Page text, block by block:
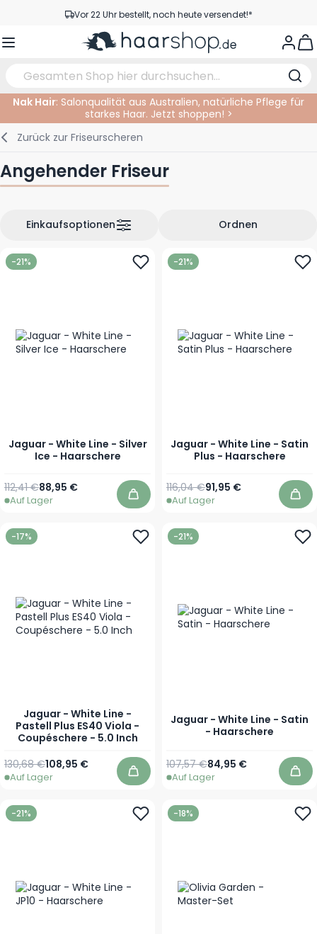
Vor 22 Uhr bestellt, noch heute versendet!*
Versandkostenfrei ab 39 €
Haarpflege
Haarfarbe
Gesichtspflege
Bräunungsprodukte
Augenpflege
Augenbrauen
Lippen
Zubehör
Nagelprodukte
Haarprodukte
Bartpflege
Elektrisch
Schneidzubehör
Im Salon
Haarfarbe
Dauernwelle
Nak Hair: Salonqualität aus Australien, natürliche Pflege für
starkes Haar. Jetzt shoppen! >
Zurück zur Friseurscheren
Angehender Friseur
Ordnen
Einkaufsoptionen
-21%
Jaguar - White Line - Silver
Ice - Haarschere
Ab
88,95 €
Regulärer Preis
112,41 €
Auf Lager In den Warenkorb
-21%
Jaguar - White Line - Satin
Plus - Haarschere
Ab
91,95 €
Regulärer Preis
116,04 €
Auf Lager In
-17%
Jaguar - White Line -
Pastell Plus ES40 Viola -
Coupéschere - 5.0 Inch
Sonderpreis
108,95 €
Regulärer Preis
130,68 €
Auf Lager In den Warenkorb
-21%
Jaguar - White Line - Satin
- Haarschere
Ab
84,95 €
Regulärer Preis
107,57 €
Auf Lager In
-21% -18%